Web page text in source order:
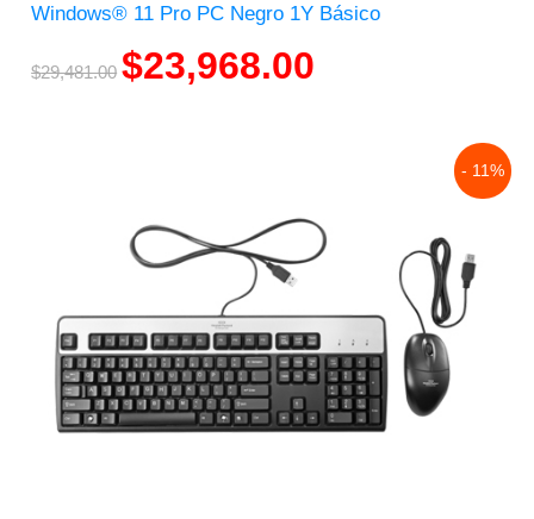
Windows® 11 Pro PC Negro 1Y Básico
$29,481.00 $23,968.00
- 11%
$642.00.
$570.00.